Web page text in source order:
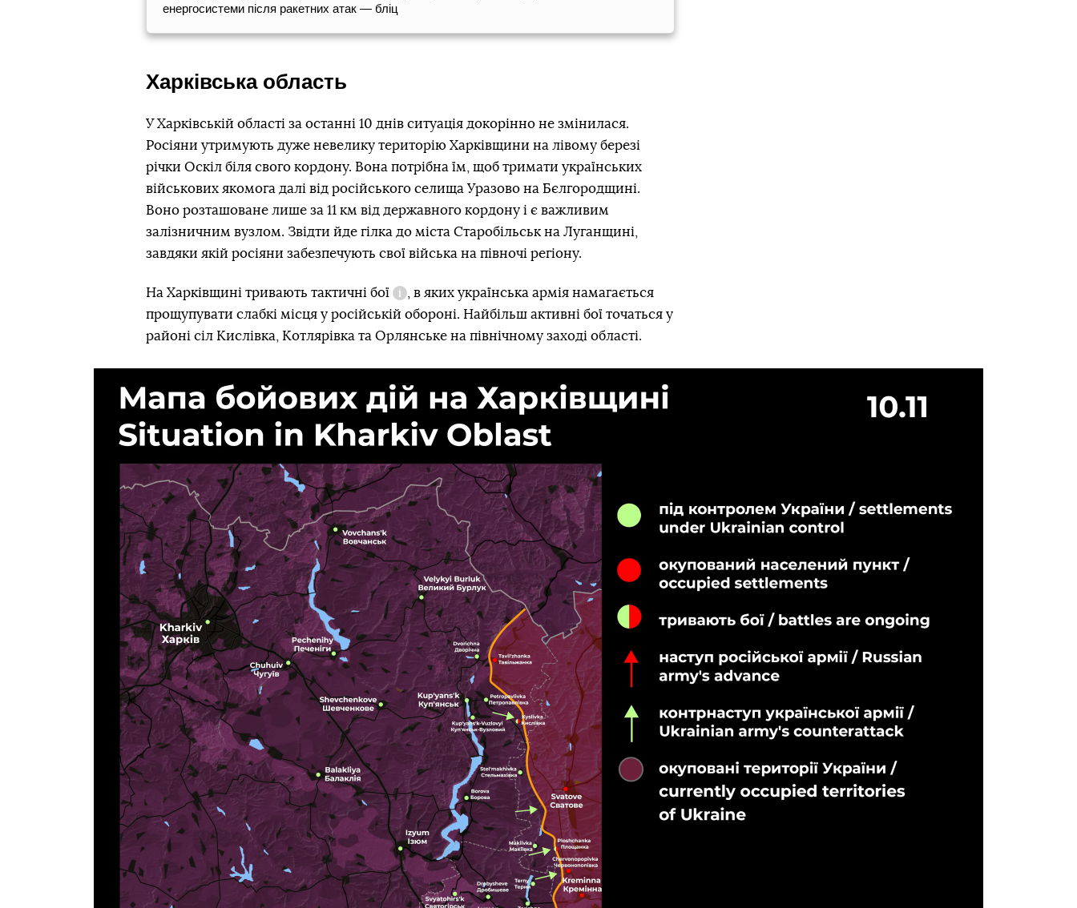
енергосистеми після ракетних атак — бліц
Харківська область
У Харківській області за останні 10 днів ситуація докорінно не змінилася.
Росіяни утримують дуже невелику територію Харківщини на лівому березі
річки Оскіл біля свого кордону. Вона потрібна їм, щоб тримати українських
військових якомога далі від російського селища Уразово на Бєлгородщині.
Воно розташоване лише за 11 км від державного кордону і є важливим
залізничним вузлом. Звідти йде гілка до міста Старобільськ на Луганщині,
завдяки якій росіяни забезпечують свої війська на півночі регіону.
На Харківщині тривають тактичні бої
Довідка
, в яких українська армія намагається
прощупувати слабкі місця у російській обороні. Найбільш активні бої точаться у
районі сіл Кислівка, Котлярівка та Орлянське на північному заході області.